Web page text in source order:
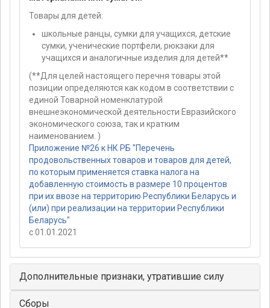
Товары для детей:
школьные ранцы, сумки для учащихся, детские
сумки, ученические портфели, рюкзаки для
учащихся и аналогичные изделия для детей**
(**Для целей настоящего перечня товары этой
позиции определяются как кодом в соответствии с
единой Товарной номенклатурой
внешнеэкономической деятельности Евразийского
экономического союза, так и кратким
наименованием. )
Приложение №26 к НК РБ "Перечень
продовольственных товаров и товаров для детей,
по которым применяется ставка налога на
добавленную стоимость в размере 10 процентов
при их ввозе на территорию Республики Беларусь и
(или) при реализации на территории Республики
Беларусь"
с 01.01.2021
Дополнительные признаки, утратившие силу
Сборы